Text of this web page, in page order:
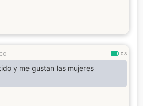
0.8
y me gustan las mujeres